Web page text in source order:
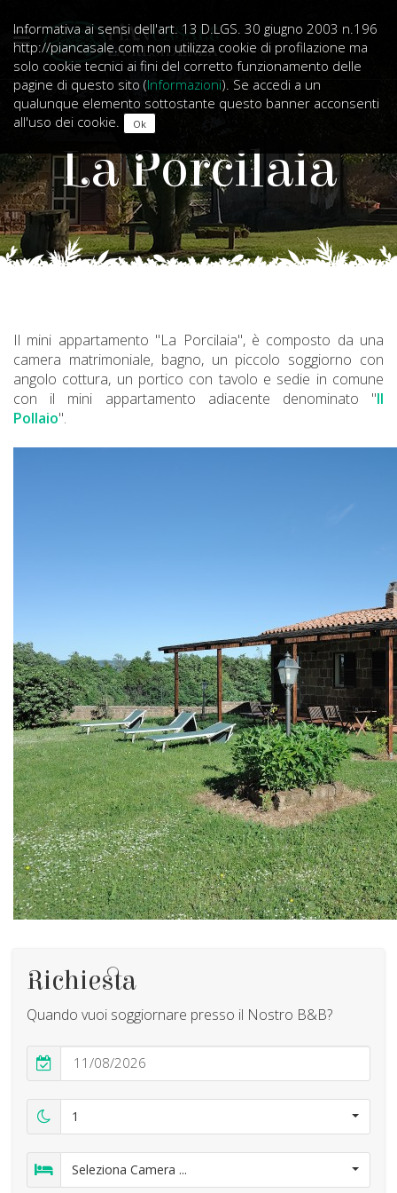
Informativa ai sensi dell'art. 13 D.LGS. 30 giugno 2003 n.196
http://piancasale.com non utilizza cookie di profilazione ma
solo cookie tecnici ai fini del corretto funzionamento delle
pagine di questo sito (Informazioni). Se accedi a un
qualunque elemento sottostante questo banner acconsenti
all'uso dei cookie.
La Porcilaia
Il mini appartamento "La Porcilaia", è composto da una
camera matrimoniale, bagno, un piccolo soggiorno con
angolo cottura, un portico con tavolo e sedie in comune
con il mini appartamento adiacente denominato "Il
Pollaio".
Richiesta
Quando vuoi soggiornare presso il Nostro B&B?
1
Seleziona Camera ...